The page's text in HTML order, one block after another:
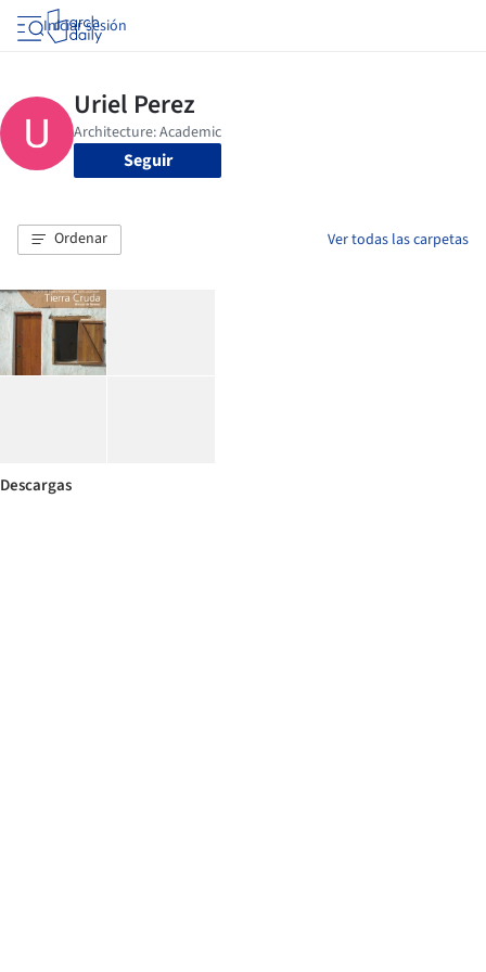
Iniciar sesión
Seguir
Ordenar Ver todas las carpetas
Descargas